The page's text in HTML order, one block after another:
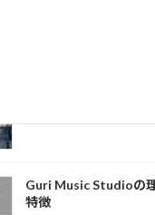
Guri Music Studioの
特徴